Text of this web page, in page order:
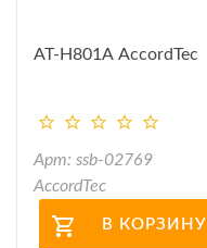
AT-H801А AccordTec
Арт: ssb-02769
AccordTec
В КОРЗИНУ